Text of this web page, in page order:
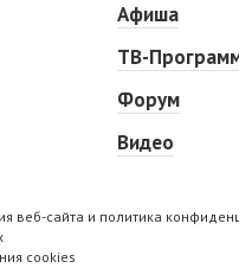
Афиша
ТВ-
Форум
Видео
веб-сайта и политика
cookies